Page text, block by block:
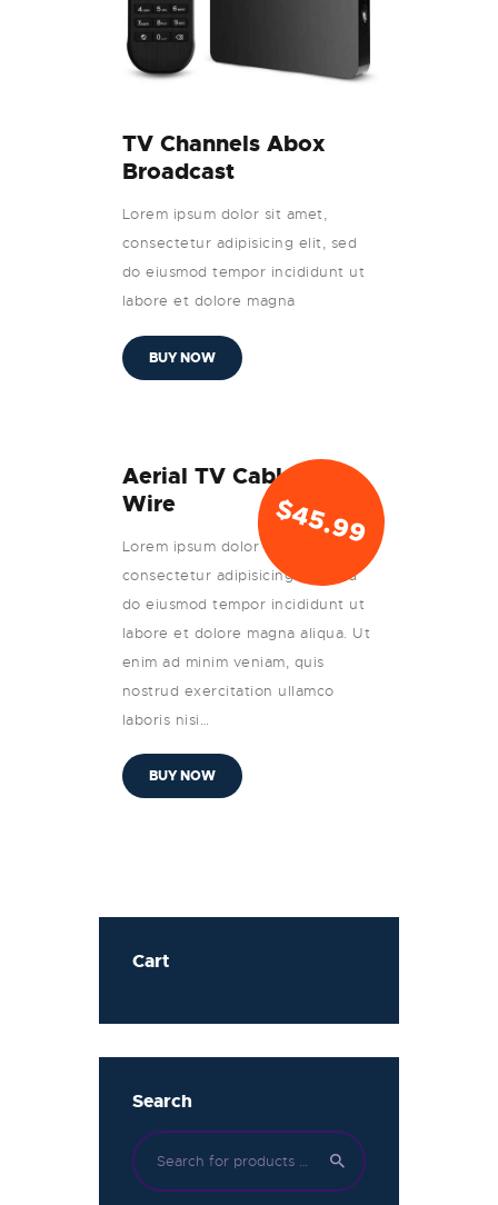
TV Channels Abox
Broadcast
Lorem ipsum dolor sit amet,
consectetur adipisicing elit, sed
do eiusmod tempor incididunt ut
labore et dolore magna
BUY NOW
Aerial TV Cable with
Wire
Lorem ipsum dolor sit amet,
consectetur adipisicing elit, sed
do eiusmod tempor incididunt ut
labore et dolore magna aliqua. Ut
enim ad minim veniam, quis
nostrud exercitation ullamco
laboris nisi…
$45.99
BUY NOW
Cart
Search